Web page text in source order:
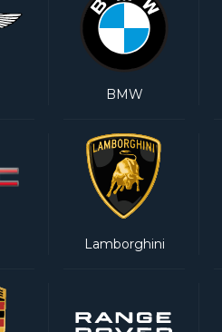
Lamborghini
BMW